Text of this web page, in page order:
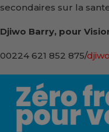
secondaires sur la
Djiwo Barry,
00224 621 852 875/